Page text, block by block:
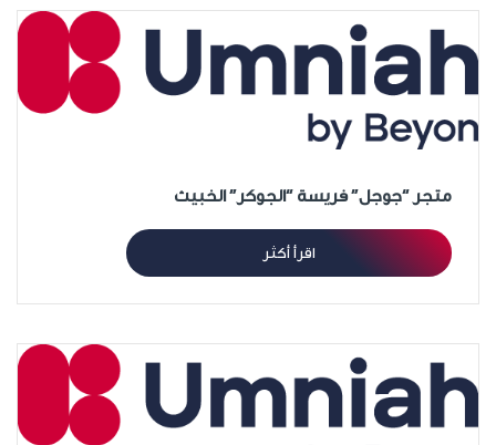
متجر “جوجل” فريسة “الجوكر” الخبيث
اقرأ أكثر